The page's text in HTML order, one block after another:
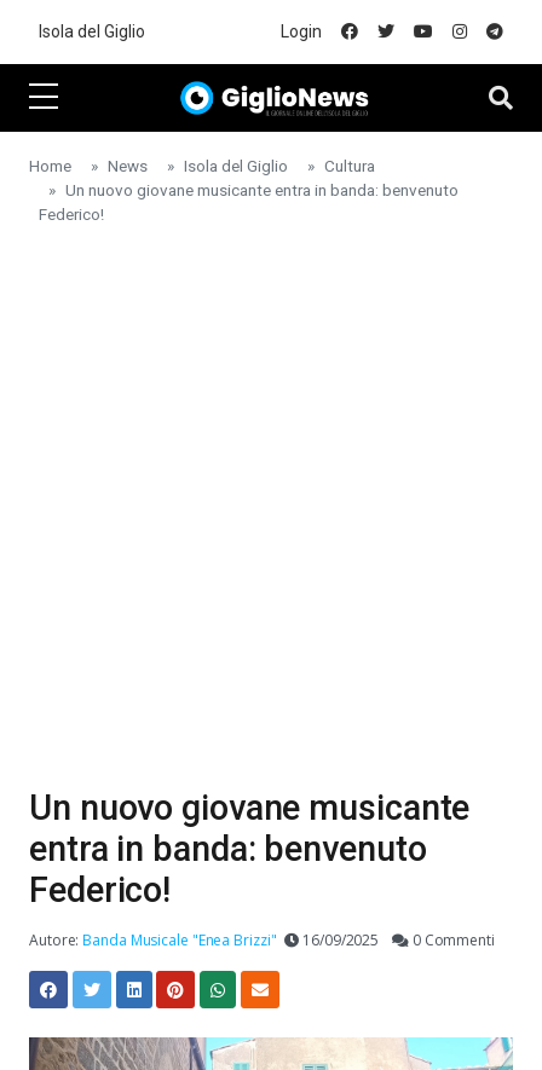
Isola del Giglio Login
Home News Isola del Giglio
Cultura
Un nuovo giovane musicante entra in banda: benvenuto
Federico!
Un nuovo giovane musicante
entra in banda: benvenuto
Federico!
Autore:Banda Musicale "Enea Brizzi" 16/09/2025 0 Commenti